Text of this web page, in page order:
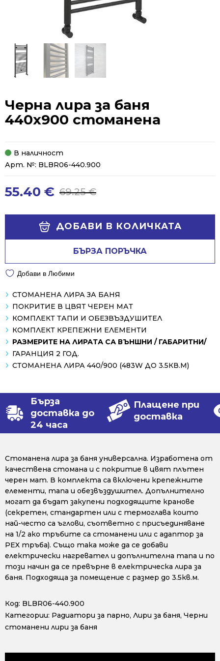
Черна лира за баня
440х900 стоманена
В наличност
Арт. №: BLBR06-440.900
69.25€
Original
was:
55.40 €
Current
is:
ДОБАВИ В КОЛИЧКАТА
БЪРЗА ПОРЪЧКА
Добави в Любими
СТОМАНЕНА ЛИРА ЗА БАНЯ
ПОКРИТИЕ В ЦВЯТ ЧЕРЕН МАТ
КОМПЛЕКТ ТАПИ И ОБЕЗВЪЗДУШИТЕЛ
КОМПЛЕКТ КРЕПЕЖНИ ЕЛЕМЕНТИ
РАЗМЕРИТЕ НА ЛИРАТА СА ВЪНШНИ / ГАБАРИТНИ/
ГАРАНЦИЯ 2 ГОД.
СТОМАНЕНА ЛИРА 440/900 (483W ДО 3.5КВ.М)
Бърза
доставка до
24 часа
Плащене при
доставка
Стоманена лира за баня универсална. Изработена от
качествена стомана и с покритие в цвят плътен
черен мат. В комплекта са включени крепежните
елементи, тапа и обезвъздушител. Допълнително
могат да бъдат закупени подходящите кранове
(секретен, стандартен или с термоглава които
най-често са ъглови, съответно с присъединяване
на 1/2 ако тръбите са стоманени или с адаптор за
PEX тръба). Също така може да се добави
електрически нагревател и допълнителна тапа и по
този начин да се превърне в електрическа лира за
баня. Подходяща за помещение с размер до 3.5кв.м.
Код: BLBR06-440.900
Категории: Радиатори за парно, Лири за баня, Черни
стоманени лири за баня